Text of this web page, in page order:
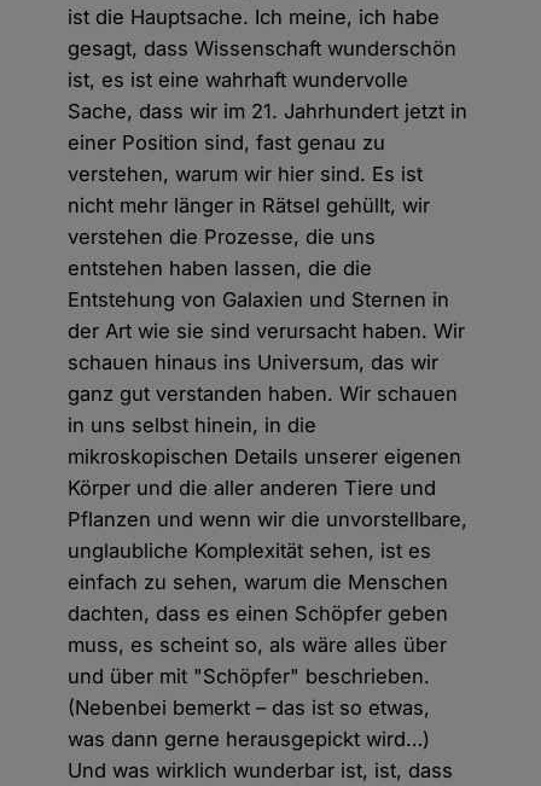
ist die Hauptsache. Ich meine, ich habe
gesagt, dass Wissenschaft wunderschön
ist, es ist eine wahrhaft wundervolle
Sache, dass wir im 21. Jahrhundert jetzt in
einer Position sind, fast genau zu
verstehen, warum wir hier sind. Es ist
nicht mehr länger in Rätsel gehüllt, wir
verstehen die Prozesse, die uns
entstehen haben lassen, die die
Entstehung von Galaxien und Sternen in
der Art wie sie sind verursacht haben. Wir
schauen hinaus ins Universum, das wir
ganz gut verstanden haben. Wir schauen
in uns selbst hinein, in die
mikroskopischen Details unserer eigenen
Körper und die aller anderen Tiere und
Pflanzen und wenn wir die unvorstellbare,
unglaubliche Komplexität sehen, ist es
einfach zu sehen, warum die Menschen
dachten, dass es einen Schöpfer geben
muss, es scheint so, als wäre alles über
und über mit "Schöpfer" beschrieben.
(Nebenbei bemerkt – das ist so etwas,
was dann gerne herausgepickt wird…)
Und was wirklich wunderbar ist, ist, dass